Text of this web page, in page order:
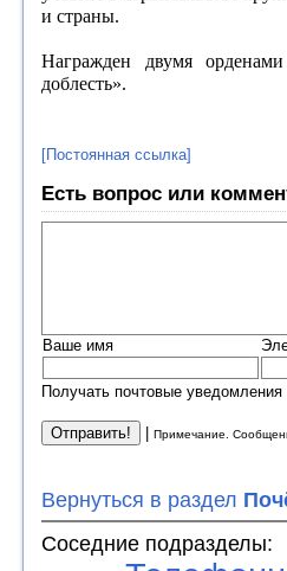
и страны.
Награжден двумя
доблесть».
[Постоянная ссылка]
Есть вопрос или
Ваше имя
Получать почтовые
| Примечание.
Вернуться в раздел
Соседние подразделы: